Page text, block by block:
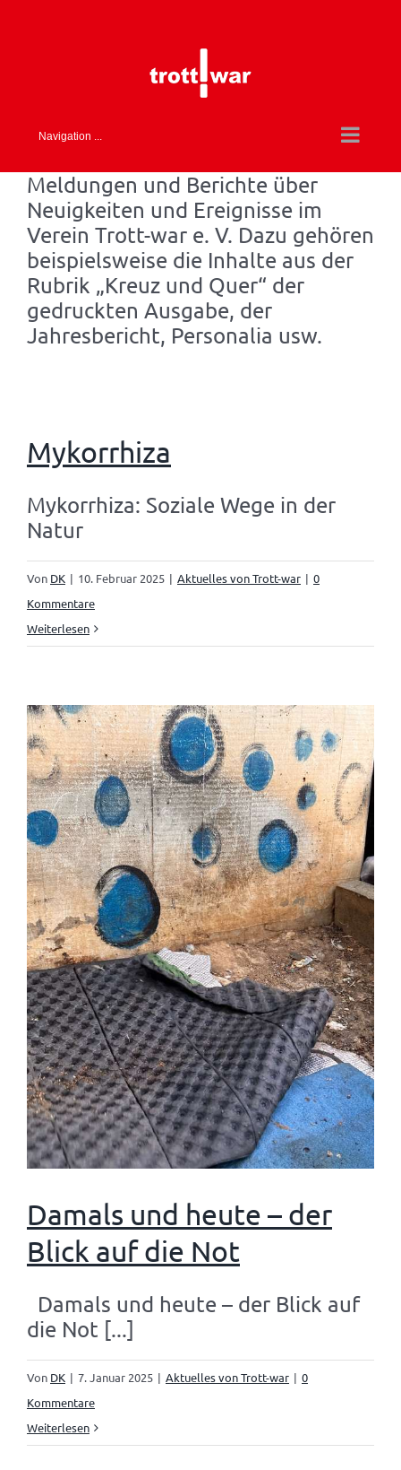
Navigation ...
Meldungen und Berichte über
Neuigkeiten und Ereignisse im
Verein Trott-war e. V. Dazu gehören
beispielsweise die Inhalte aus der
Rubrik „Kreuz und Quer“ der
gedruckten Ausgabe, der
Jahresbericht, Personalia usw.
Mykorrhiza
Mykorrhiza: Soziale Wege in der
Natur
Von DK | 10. Februar 2025 | Aktuelles von Trott-war | 0
Kommentare
Weiterlesen
Damals und heute – der
Blick auf die Not
Damals und heute – der Blick auf
die Not [...]
Von DK | 7. Januar 2025 | Aktuelles von Trott-war | 0
Kommentare
Weiterlesen